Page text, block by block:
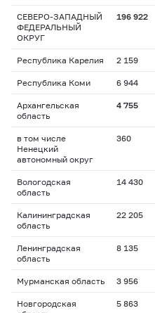
СЕВЕРО-ЗАПАДНЫЙ
ФЕДЕРАЛЬНЫЙ
ОКРУГ
196 922
Республика Карелия 2 159
Республика Коми 6 944
Архангельская
область
4 755
в том числе
Ненецкий
автономный округ
360
Вологодская
область
14 430
Калининградская
область
22 205
Ленинградская
область
8 135
Мурманская область 3 956
Новгородская
5 863